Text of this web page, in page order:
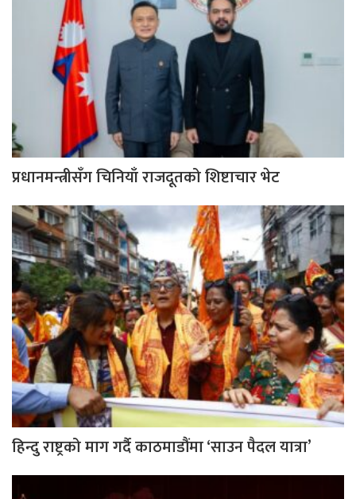
प्रधानमन्त्रीसँग चिनियाँ राजदूतको शिष्टाचार भेट
हिन्दु राष्ट्रको माग गर्दै काठमाडौंमा ‘साउन पैदल यात्रा’